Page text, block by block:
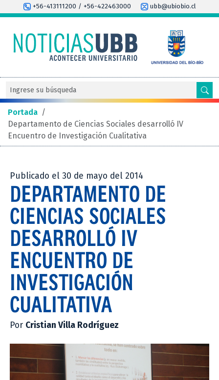
+56-413111200 / +56-422463000 ubb@ubiobio.cl
Portada /
Departamento de Ciencias Sociales desarrolló IV
Encuentro de Investigación Cualitativa
Publicado el 30 de mayo del 2014
DEPARTAMENTO DE
CIENCIAS SOCIALES
DESARROLLÓ IV
ENCUENTRO DE
INVESTIGACIÓN
CUALITATIVA
Por Cristian Villa Rodríguez